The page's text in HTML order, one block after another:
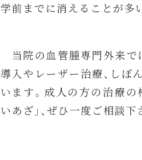
学前までに消えることが多
当院の血管腫専門外来で
導入やレーザー治療、しぼ
います。成人の方の治療の
いあざ」、ぜひ一度ご相談下